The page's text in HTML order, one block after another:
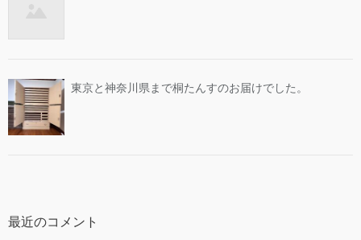
東京と神奈川県まで桐たんすのお届けでした。
最近のコメント